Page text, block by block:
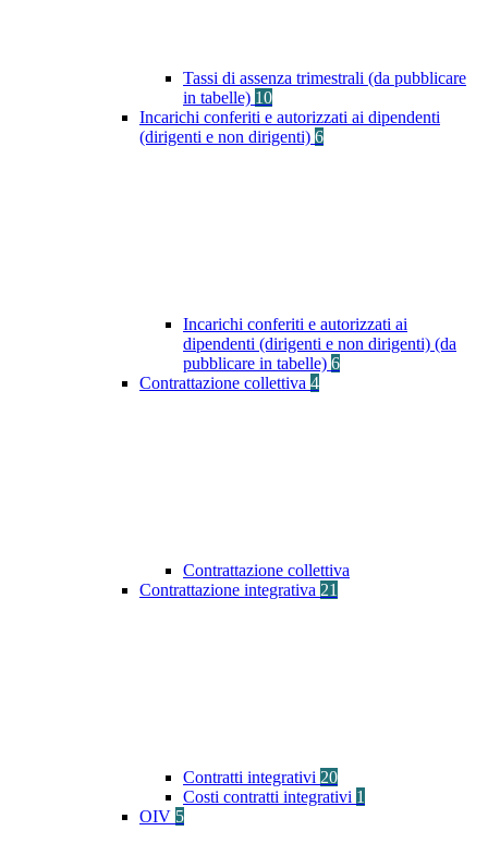
Tassi di assenza trimestrali (da pubblicare
in tabelle) 10
Incarichi conferiti e autorizzati ai dipendenti
(dirigenti e non dirigenti) 6
Incarichi conferiti e autorizzati ai
dipendenti (dirigenti e non dirigenti) (da
pubblicare in tabelle) 6
Contrattazione collettiva 4
Contrattazione collettiva
Contrattazione integrativa 21
Contratti integrativi 20
Costi contratti integrativi 1
OIV 5